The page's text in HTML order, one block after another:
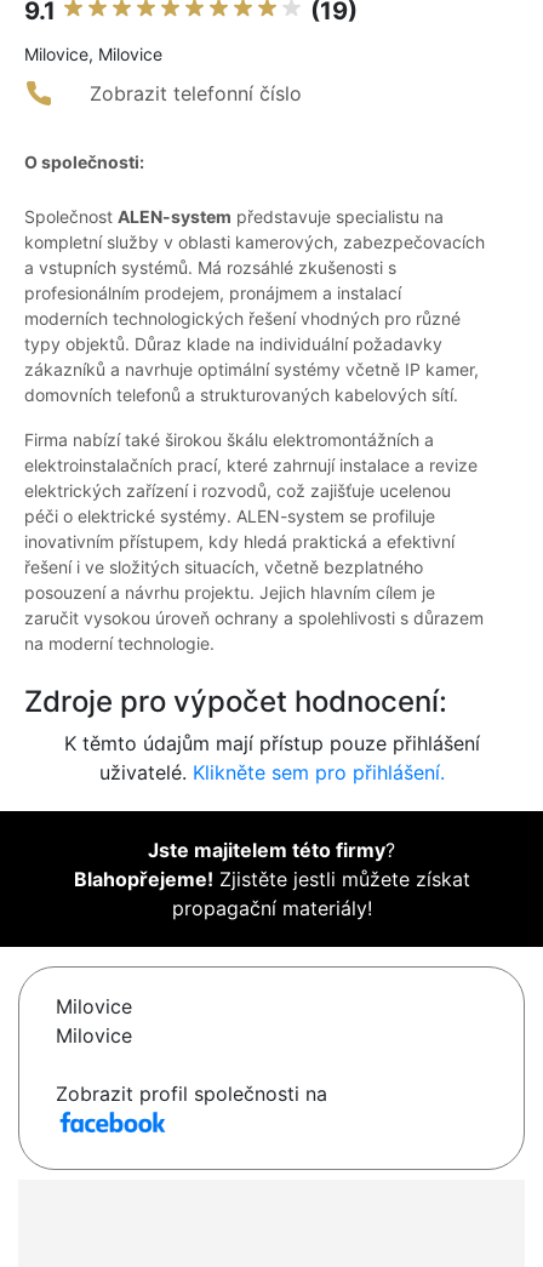
9.1 (19)
Milovice, Milovice
Zobrazit telefonní číslo
O společnosti:
Společnost ALEN-system představuje specialistu na
kompletní služby v oblasti kamerových, zabezpečovacích
a vstupních systémů. Má rozsáhlé zkušenosti s
profesionálním prodejem, pronájmem a instalací
moderních technologických řešení vhodných pro různé
typy objektů. Důraz klade na individuální požadavky
zákazníků a navrhuje optimální systémy včetně IP kamer,
domovních telefonů a strukturovaných kabelových sítí.
Firma nabízí také širokou škálu elektromontážních a
elektroinstalačních prací, které zahrnují instalace a revize
elektrických zařízení i rozvodů, což zajišťuje ucelenou
péči o elektrické systémy. ALEN-system se profiluje
inovativním přístupem, kdy hledá praktická a efektivní
řešení i ve složitých situacích, včetně bezplatného
posouzení a návrhu projektu. Jejich hlavním cílem je
zaručit vysokou úroveň ochrany a spolehlivosti s důrazem
na moderní technologie.
Zdroje pro výpočet hodnocení:
K těmto údajům mají přístup pouze přihlášení
uživatelé. Klikněte sem pro přihlášení.
Jste majitelem této firmy?
Blahopřejeme! Zjistěte jestli můžete získat
propagační materiály!
Milovice
Milovice
Zobrazit profil společnosti na